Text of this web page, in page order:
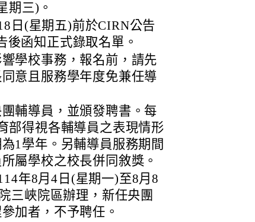
期三)。
日(星期五)前於CIRN公告
後函知正式錄取名單。
學校事務，報名前，請先
意且服務學年度免兼任導
輔導員，並頒發聘書。每
部得視各輔導員之表現情形
1學年。另輔導員服務期間
屬學校之校長併同敘獎。
年8月4日(星期一)至8月8
三峽院區辦理，新任央團
加者，不予聘任。